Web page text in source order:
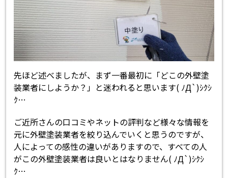
先ほど述べましたが、まず一番最初に「どこの外壁塗
装業者にしようか？」と迷われると思います( ﾉД`)ｼｸｼ
ｸ…
ご近所さんの口コミやネットの評判など様々な情報を
元に外壁塗装業者を絞り込んでいくと思うのですが、
人によっての感性の違いがありますので、すべての人
がこの外壁塗装業者は良いとはなりません( ﾉД`)ｼｸｼ
ｸ…